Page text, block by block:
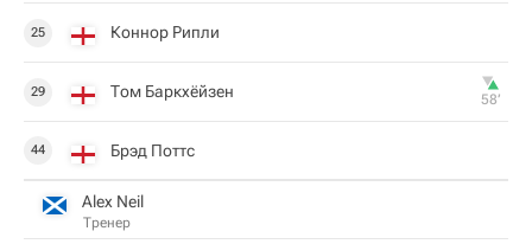
25 Коннор Рипли
29 Том Баркхёйзен 58‎’‎
44 Брэд Поттс
Alex Neil
Тренер